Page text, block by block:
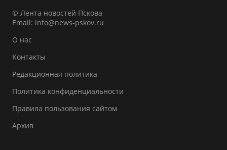
© Лента новостей Пскова
Email: info@news-pskov.ru
О нас
Контакты
Редакционная политика
Политика конфиденциальности
Правила пользования сайтом
Архив